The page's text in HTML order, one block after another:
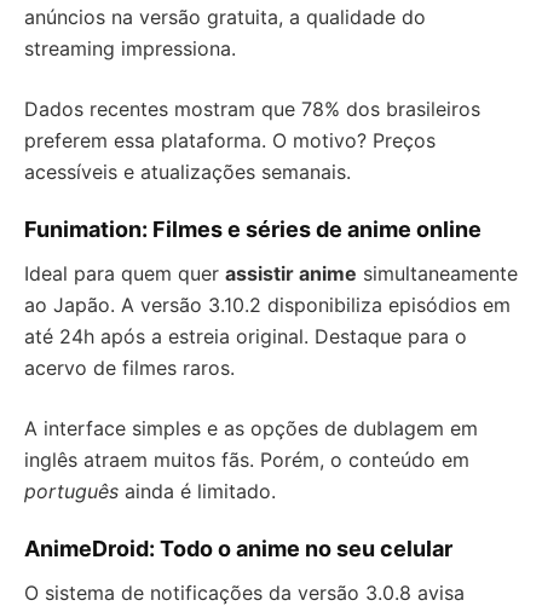
anúncios na versão gratuita, a qualidade do
streaming impressiona.
Dados recentes mostram que 78% dos brasileiros
preferem essa plataforma. O motivo? Preços
acessíveis e atualizações semanais.
Funimation: Filmes e séries de anime online
Ideal para quem quer assistir anime simultaneamente
ao Japão. A versão 3.10.2 disponibiliza episódios em
até 24h após a estreia original. Destaque para o
acervo de filmes raros.
A interface simples e as opções de dublagem em
inglês atraem muitos fãs. Porém, o conteúdo em
português ainda é limitado.
AnimeDroid: Todo o anime no seu celular
O sistema de notificações da versão 3.0.8 avisa